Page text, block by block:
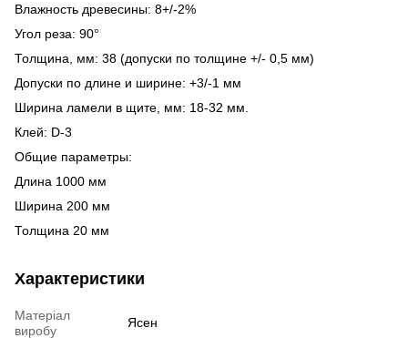
Влажность древесины: 8+/-2%
Угол реза: 90°
Толщина, мм: 38 (допуски по толщине +/- 0,5 мм)
Допуски по длине и ширине: +3/-1 мм
Ширина ламели в щите, мм: 18-32 мм.
Клей: D-3
Общие параметры:
Длина 1000 мм
Ширина 200 мм
Толщина 20 мм
Характеристики
Матеріал
виробу
Ясен